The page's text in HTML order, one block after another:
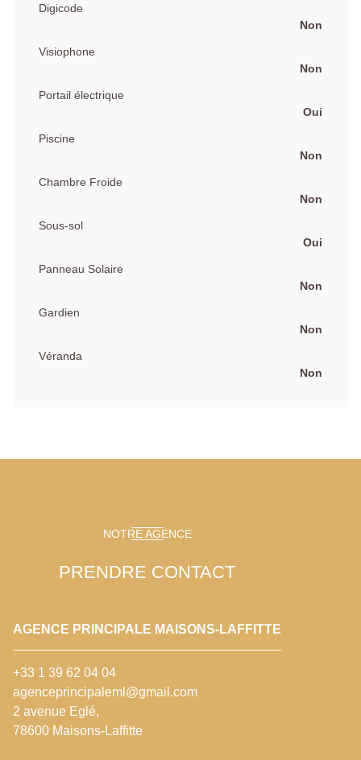
Digicode
Non
Visiophone
Non
Portail électrique
Oui
Piscine
Non
Chambre Froide
Non
Sous-sol
Oui
Panneau Solaire
Non
Gardien
Non
Véranda
Non
NOTRE AGENCE
PRENDRE CONTACT
AGENCE PRINCIPALE MAISONS-LAFFITTE
+33 1 39 62 04 04
agenceprincipaleml@gmail.com
2 avenue Eglé,
78600 Maisons-Laffitte